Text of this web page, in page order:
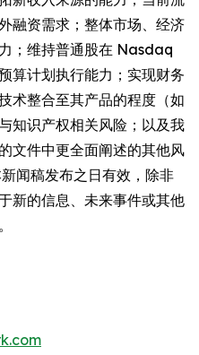
融资需求；整体市场、经济
；维持普通股在 Nasdaq
算计划执行能力；实现财务
术整合至其产品的程度（如
知识产权相关风险；以及我
文件中更全面阐述的其他风
闻稿发布之日有效，除非
新的信息、未来事件或其他